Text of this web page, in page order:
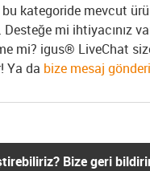
kategoride mevcut
mi ihtiyacınız
mi? igus® LiveChat
Ya da bize mesaj
Bize geri